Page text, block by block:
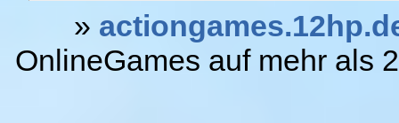
»
OnlineGames auf mehr als